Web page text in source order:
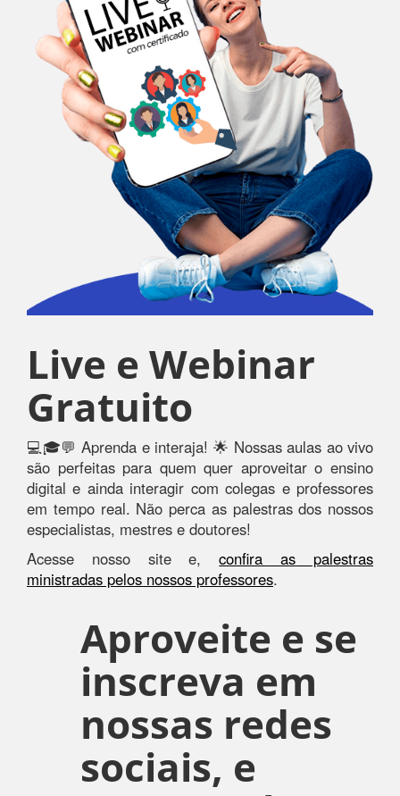
Live e Webinar
Gratuito
💻🎓💬 Aprenda e interaja! 🌟 Nossas aulas ao vivo
são perfeitas para quem quer aproveitar o ensino
digital e ainda interagir com colegas e professores
em tempo real. Não perca as palestras dos nossos
especialistas, mestres e doutores!
Acesse nosso site e,confira as palestras
ministradas pelos nossos professores.
Aproveite e se
inscreva em
nossas redes
sociais, e